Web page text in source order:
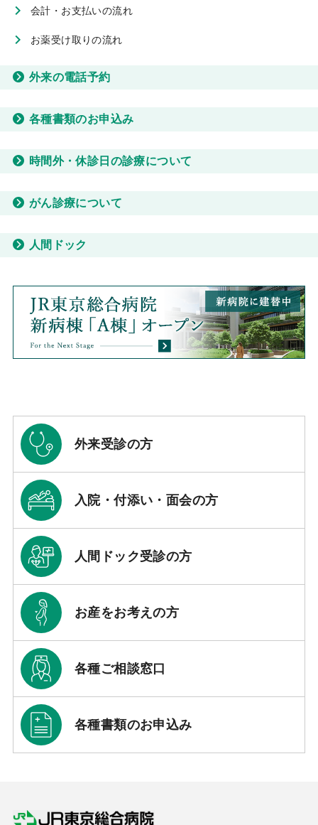
会計・お支払いの流れ
お薬受け取りの流れ
外来の電話予約
各種書類のお申込み
時間外・休診日の診療について
がん診療について
人間ドック
外来受診の方
入院・付添い・面会の方
人間ドック受診の方
お産をお考えの方
各種ご相談窓口
各種書類のお申込み